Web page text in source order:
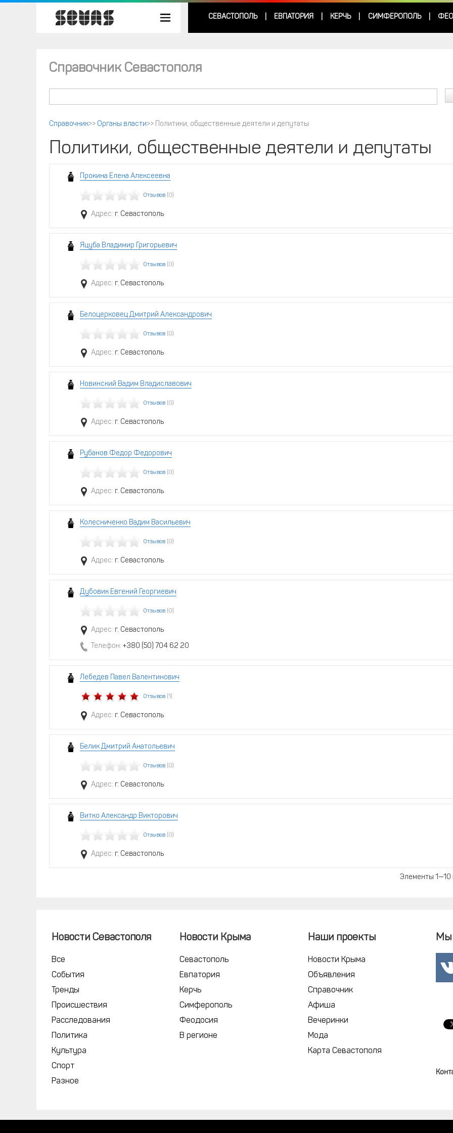
СЕВАСТОПОЛЬ ЕВПАТОРИЯ КЕРЧЬ СИМФЕРОПОЛЬ
Справочник Севастополя
Справочник>> Органы власти>> Политики, общественные деятели и депутаты
Политики, общественные деятели и депутаты
Прокина Елена Алексеевна
Отзывов (0)
Адрес: г. Севастополь
Яцуба Владимир Григорьевич
Отзывов (0)
Адрес: г. Севастополь
Белоцерковец Дмитрий Александрович
Отзывов (0)
Адрес: г. Севастополь
Новинский Вадим Владиславович
Отзывов (0)
Адрес: г. Севастополь
Рубанов Федор Федорович
Отзывов (0)
Адрес: г. Севастополь
Колесниченко Вадим Васильевич
Отзывов (0)
Адрес: г. Севастополь
Дубовик Евгений Георгиевич
Отзывов (0)
Адрес: г. Севастополь
Телефон: +380 (50) 704 62 20
Лебедев Павел Валентинович
Отзывов (1)
Адрес: г. Севастополь
Белик Дмитрий Анатольевич
Отзывов (0)
Адрес: г. Севастополь
Витко Александр Викторович
Отзывов (0)
Адрес: г. Севастополь
Элементы 1—10
Новости Севастополя
Все
События
Тренды
Происшествия
Расследования
Политика
Культура
Спорт
Разное
Новости Крыма
Севастополь
Евпатория
Керчь
Симферополь
Феодосия
В регионе
Наши проекты
Новости Крыма
Объявления
Справочник
Афиша
Вечеринки
Мода
Карта Севастополя
Мы